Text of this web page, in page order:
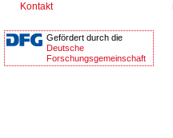
Kontakt
Gefördert durch die
Deutsche
Forschungsgemeinschaft